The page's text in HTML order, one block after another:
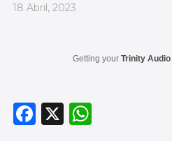
_
18 Abril, 2023
Getting your Trinity Audio
F
X